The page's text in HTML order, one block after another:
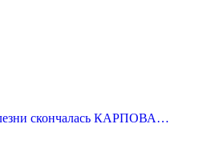
скончалась КАРПОВА…